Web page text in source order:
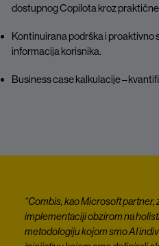
dostupnog Copilota kroz
Kontinuirana podrška i proaktivno
informacija korisnika.
Business case kalkulacije –
“Combis, kao Microsoft
implementaciji obzirom na
metodologiju kojom smo AI